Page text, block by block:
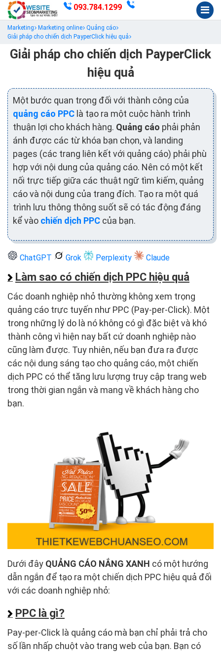
093.784.1299
Marketing Marketing online Quảng cáo
Giải pháp cho chiến dịch PayperClick hiệu quả
Giải pháp cho chiến dịch PayperClick
hiệu quả
Một bước quan trọng đối với thành công của
quảng cáo PPC là tạo ra một cuộc hành trình
thuận lợi cho khách hàng. Quảng cáo phải phản
ánh được các từ khóa bạn chọn, và landing
pages (các trang liên kết với quảng cáo) phải phù
hợp với nội dung của quảng cáo. Nên có một kết
nối trực tiếp giữa các thuật ngữ tìm kiếm, quảng
cáo và nội dung của trang đích. Tạo ra một quá
trình lưu thông thông suốt sẽ có tác động đáng
kể vào chiến dịch PPC của bạn.
ChatGPT Grok Perplexity Claude
Làm sao có chiến dịch PPC hiệu quả
Các doanh nghiệp nhỏ thường không xem trọng
quảng cáo trực tuyến như PPC (Pay-per-Click). Một
trong những lý do là nó không có gì đặc biệt và khó
thành công vì hiện nay bất cứ doanh nghiệp nào
cũng làm được. Tuy nhiên, nếu bạn đưa ra được
các nội dung sáng tạo cho quảng cáo, một chiến
dịch PPC có thể tăng lưu lượng truy cập trang web
trong thời gian ngắn và mang về khách hàng cho
bạn.
Dưới đây QUẢNG CÁO NẮNG XANH có một hướng
dẫn ngắn để tạo ra một chiến dịch PPC hiệu quả đối
với các doanh nghiệp nhỏ:
PPC là gì?
Pay-per-Click là quảng cáo mà bạn chỉ phải trả cho
số lần nhấp chuột vào trang web của bạn. Bạn có